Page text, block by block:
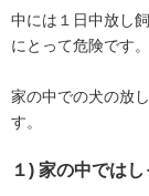
中には１日中放し
にとって危険です。
家の中での犬の放
す。
１) 家の中では